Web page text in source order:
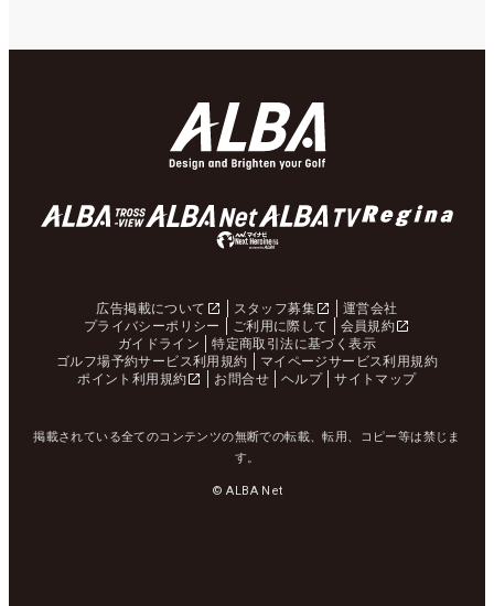
広告掲載について スタッフ募集
運営会社
プライバシーポリシー
ご利用に際して
会員規約
ガイドライン
特定商取引法に基づく表示
ゴルフ場予約サービス利用規約
マイページサービス利用規約
ポイント利用規約
お問合せ ヘルプ サイトマップ
掲載されている全てのコンテンツの無断での転載、転用、コピー等は禁じま
す。
© ALBA Net